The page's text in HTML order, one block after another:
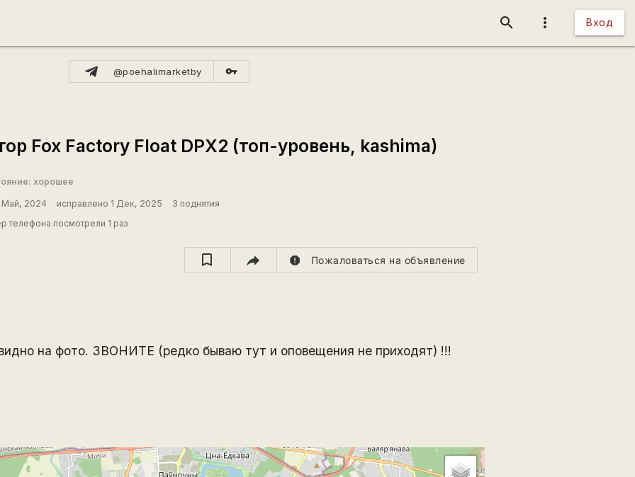
more_vert Вход
search
@poehalimarketby vpn_key
Fox Factory Float DPX2 (топ-уровень, kashima)
хорошее
Май, 2024 исправлено 1 Дек, 2025
3 поднятия
телефона посмотрели 1 раз
report Пожаловаться на объявление
на фото. ЗВОНИТЕ (редко бываю тут и оповещения не приходят) !!!